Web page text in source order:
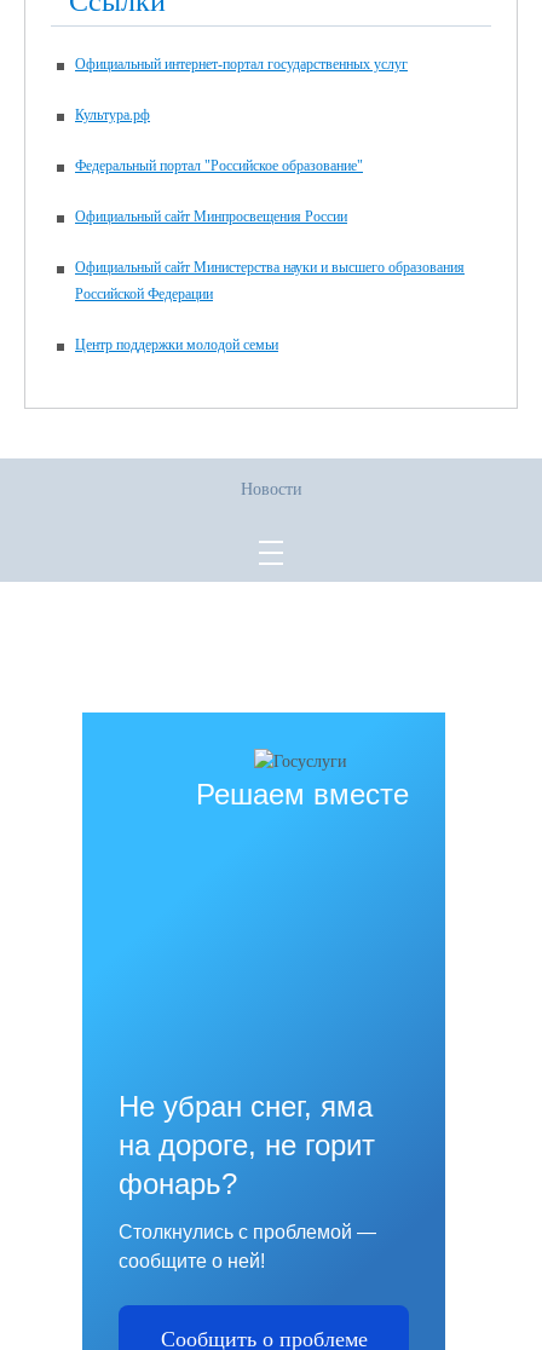
Официальный интернет-портал государственных услуг
Культура.рф
Федеральный портал "Российское образование"
Официальный сайт Минпросвещения России
Официальный сайт Министерства науки и высшего образования
Российской Федерации
Центр поддержки молодой семьи
Новости
Решаем вместе
Не убран снег, яма
на дороге, не горит
фонарь?
Столкнулись с проблемой —
сообщите о ней!
Сообщить о проблеме